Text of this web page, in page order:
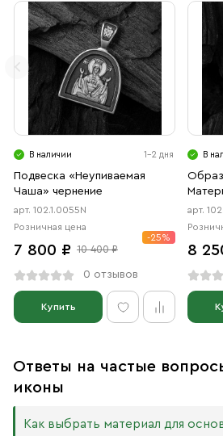
В наличии 1-2 дня
Подвеска «Неупиваемая
Чаша» чернение
арт. 102.1.0055N
Розничная цена
7 800 ₽ 10 400 ₽
-25%
0 отзывов
Купить
В
арт.
8
Ответы на частые
иконы
Как выбрать материал для